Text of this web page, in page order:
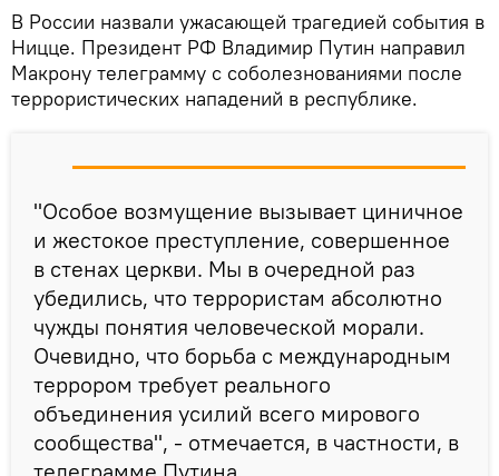
В России назвали ужасающей трагедией события в
Ницце. Президент РФ Владимир Путин направил
Макрону телеграмму с соболезнованиями после
террористических нападений в республике.
"Особое возмущение вызывает циничное
и жестокое преступление, совершенное
в стенах церкви. Мы в очередной раз
убедились, что террористам абсолютно
чужды понятия человеческой морали.
Очевидно, что борьба с международным
террором требует реального
объединения усилий всего мирового
сообщества", - отмечается, в частности, в